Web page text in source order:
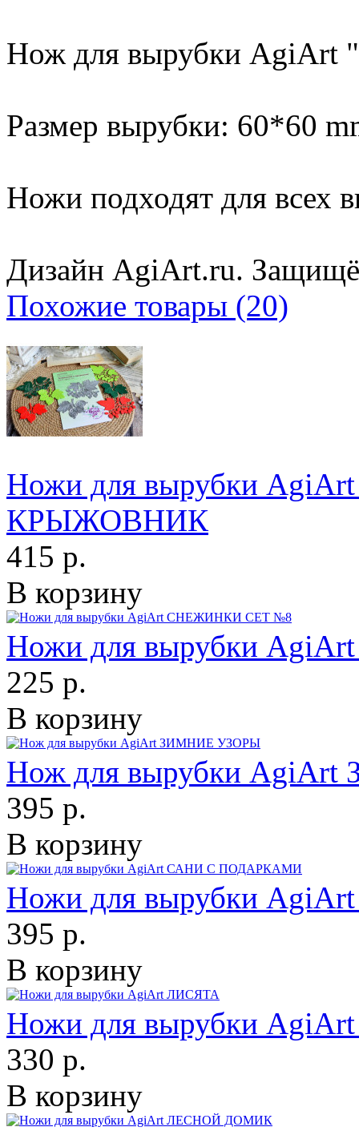
Нож для вырубки AgiArt
Размер вырубки: 60*60
Ножи подходят для всех
Дизайн AgiArt.ru.
Похожие товары (20)
Ножи для вырубки
КРЫЖОВНИК
415 р.
В корзину
Ножи для вырубки
225 р.
В корзину
Нож для вырубки
395 р.
В корзину
Ножи для вырубки
395 р.
В корзину
Ножи для вырубки
330 р.
В корзину